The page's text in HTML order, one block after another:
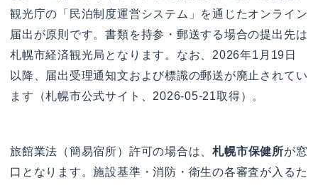
観光庁の「民泊制度運営システム」を通じたオンライン
届出が原則です。書類を持参・郵送する場合の提出先は
札幌市経済観光局となります。なお、2026年1月19日
以降、届出受理通知文および標識の郵送が廃止されてい
ます（札幌市公式サイト、2026-05-21取得）。
旅館業法（簡易宿所）許可の場合は、札幌市保健所が窓
口となります。施設基準・消防・衛生の各審査が入るた